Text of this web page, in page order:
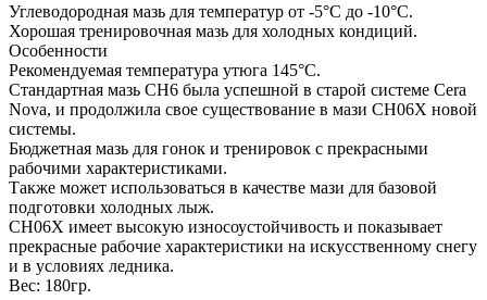
Углеводородная мазь для температур от -5°C до -10°С.
Хорошая тренировочная мазь для холодных кондиций.
Особенности
Рекомендуемая температура утюга 145°С.
Стандартная мазь CH6 была успешной в старой системе Cera
Nova, и продолжила свое существование в мази CH06X новой
системы.
Бюджетная мазь для гонок и тренировок с прекрасными
рабочими характеристиками.
Также может использоваться в качестве мази для базовой
подготовки холодных лыж.
CH06X имеет высокую износоустойчивость и показывает
прекрасные рабочие характеристики на искусственному снегу
и в условиях ледника.
Вес: 180гр.